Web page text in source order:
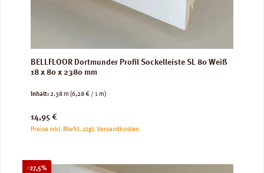
BELLFLOOR Dortmunder Profil Sockelleiste SL 80 Weiß
18 x 80 x 2380 mm
Inhalt:2.38 m (6,28 € / 1 m)
Regulärer Preis:
14,95 €
Preise inkl. MwSt. zzgl. Versandkosten
-27,5%Rabatt